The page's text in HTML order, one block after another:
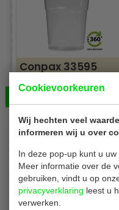
Cookievoorkeuren
Wij hechten veel
informeren wij u over
In deze pop-up kunt u
Meer informatie over de
gebruiken, vindt u op
privacyverklaring leest u
verwerken.
Conpax 33595